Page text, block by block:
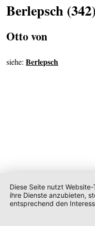
Berlepsch (342)
Otto von
siehe:Berlepsch
Diese Seite nutzt
ihre Dienste anzubieten,
entsprechend den